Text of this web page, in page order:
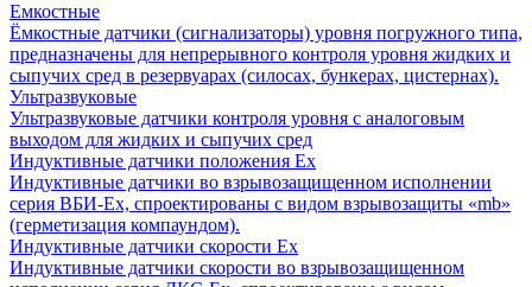
Емкостные
Ёмкостные датчики (сигнализаторы) уровня погружного типа,
предназначены для непрерывного контроля уровня жидких и
сыпучих сред в резервуарах (силосах, бункерах, цистернах).
Ультразвуковые
Ультразвуковые датчики контроля уровня с аналоговым
выходом для жидких и сыпучих сред
Индуктивные датчики положения Ех
Индуктивные датчики во взрывозащищенном исполнении
серия ВБИ-Ех, спроектированы с видом взрывозащиты «mb»
(герметизация компаундом).
Индуктивные датчики скорости Ех
Индуктивные датчики скорости во взрывозащищенном